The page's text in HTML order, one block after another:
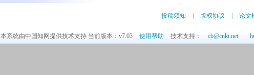
投稿须知 版权协议 论文
本系统由中国知网提供技术支持 当前版本：v7.03 使用帮助 技术支持： cb@cnki.net